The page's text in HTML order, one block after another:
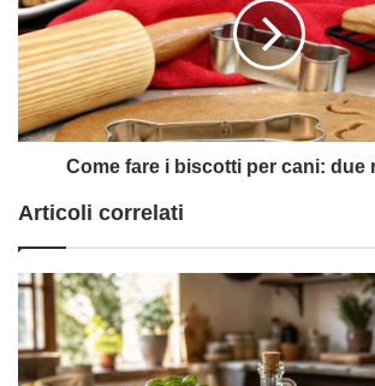
biscotti
per
cani:
due
ricette
facili
Come fare i biscotti per cani: due
Articoli correlati